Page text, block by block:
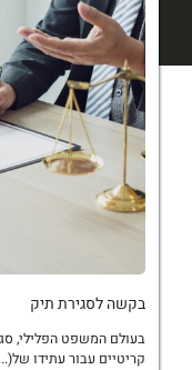
בקשה לסגירת תיק
בעולם המשפט הפלילי,
קריטיים עבור עתידו